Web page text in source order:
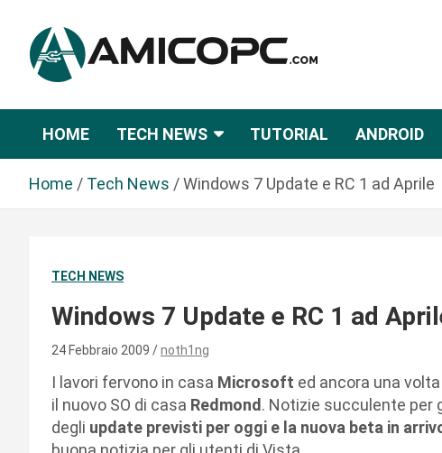
n
Amicopc.com
HOME TECH NEWS TUTORIAL ANDROID
Home Tech News Windows 7 Update e RC 1 ad Aprile
TECH NEWS
Windows 7 Update e RC 1 ad
24 Febbraio 2009 noth1ng
I lavori fervono in casa Microsoft ed ancora una
il nuovo SO di casa Redmond . Notizie succulente per
degli update previsti per oggi e la nuova beta in